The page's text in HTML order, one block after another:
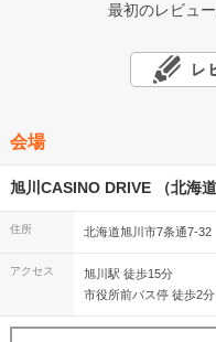
最初のレビュ
会場
旭川CASINO DRIVE （北海道
住所 北海道旭川市7条通7-32
アクセス
旭川駅 徒歩15分
市役所前バス停 徒歩2分